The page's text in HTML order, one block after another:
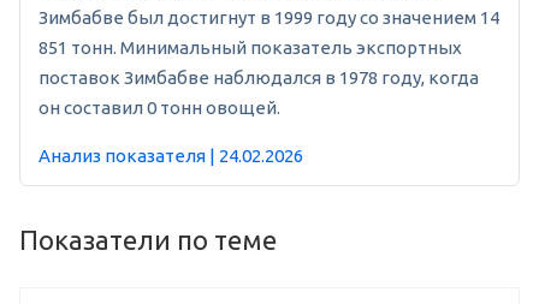
Зимбабве был достигнут в 1999 году со значением 14
851 тонн. Минимальный показатель экспортных
поставок Зимбабве наблюдался в 1978 году, когда
он составил 0 тонн овощей.
Анализ показателя | 24.02.2026
Показатели по теме